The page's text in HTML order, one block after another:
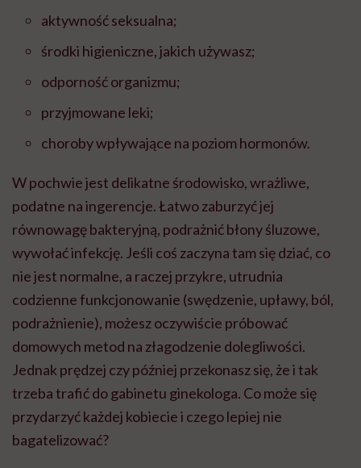
aktywność seksualna;
środki higieniczne, jakich używasz;
odporność organizmu;
przyjmowane leki;
choroby wpływające na poziom hormonów.
W pochwie jest delikatne środowisko, wrażliwe,
podatne na ingerencje. Łatwo zaburzyć jej
równowagę bakteryjną, podrażnić błony śluzowe,
wywołać infekcję. Jeśli coś zaczyna tam się dziać, co
nie jest normalne, a raczej przykre, utrudnia
codzienne funkcjonowanie (swędzenie, upławy, ból,
podrażnienie), możesz oczywiście próbować
domowych metod na złagodzenie dolegliwości.
Jednak prędzej czy później przekonasz się, że i tak
trzeba trafić do gabinetu ginekologa. Co może się
przydarzyć każdej kobiecie i czego lepiej nie
bagatelizować?